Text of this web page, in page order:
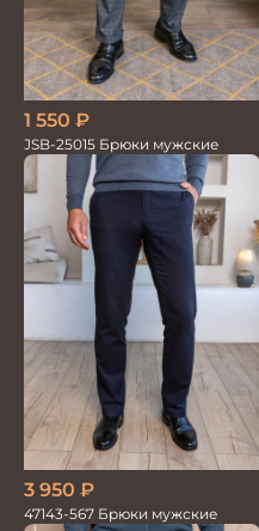
1 550 ₽
JSB-25015 Брюки мужские
3 950 ₽
47143-567 Брюки мужские